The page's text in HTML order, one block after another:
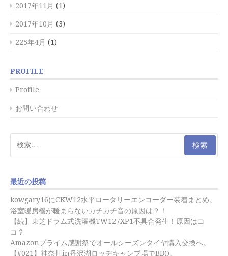
2017年11月 (1)
2017年10月 (3)
225年4月 (1)
PROFILE
Profile
お問い合わせ
索:
最近の投稿
kowgary16にCKW12水平ロータリーエンコーダー装着まとめ。
浴室暖房機が暖まらないカチカチ音の原因は？！
【続】東芝ドラム式洗濯機TW127XP1不具合発生！原因はコ
コ？
Amazonプライム感謝祭でオールシーズンタイヤ購入交換へ。
【#021】神奈川in丹沢湖ロッヂキャンプ場でBBQ。